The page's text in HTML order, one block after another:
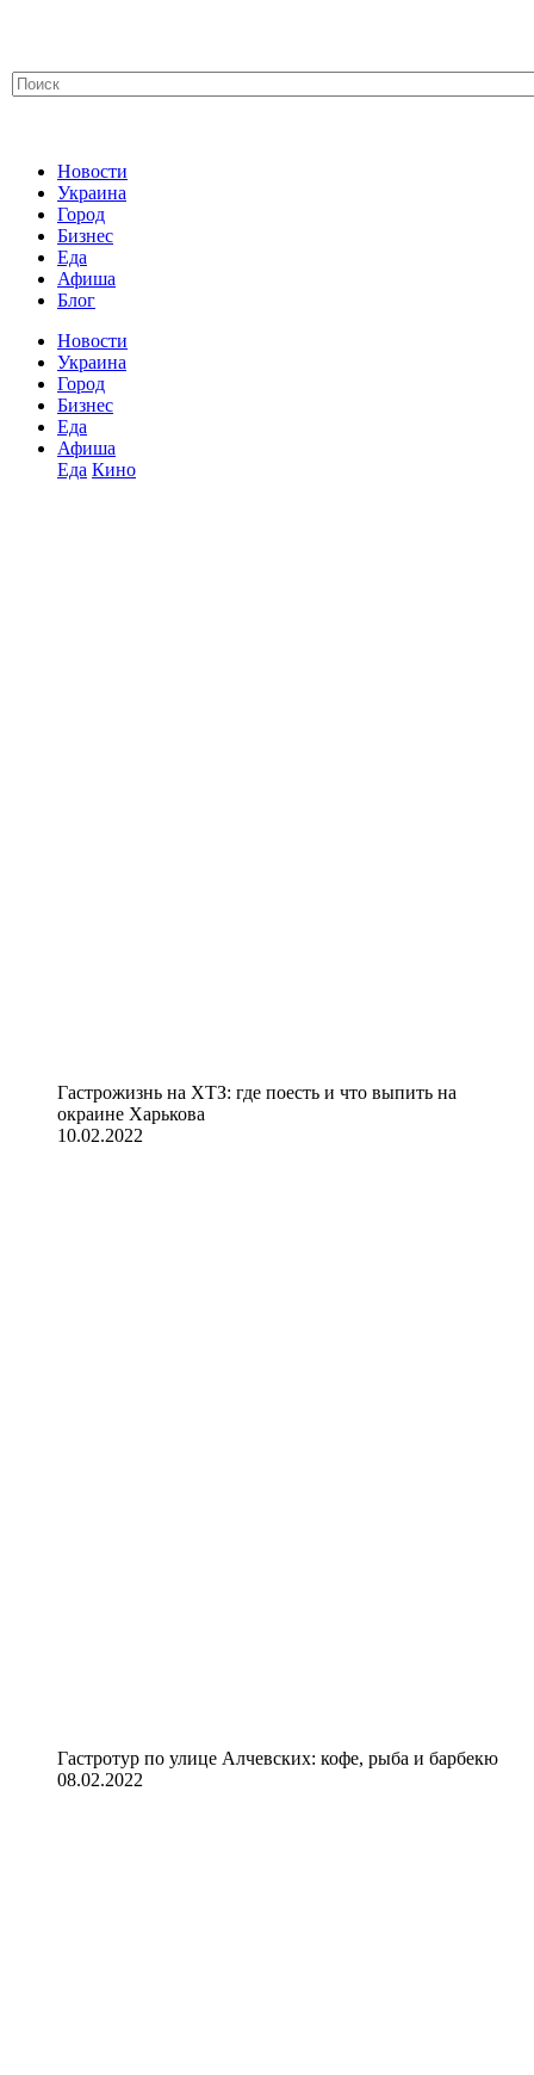
Новости
Украина
Город
Бизнес
Еда
Афиша
Блог
Новости
Украина
Город
Бизнес
Еда
Афиша
Еда Кино
Гастрожизнь на ХТЗ: где поесть и что выпить на
окраине Харькова
10.02.2022
Гастротур по улице Алчевских: кофе, рыба и барбекю
08.02.2022